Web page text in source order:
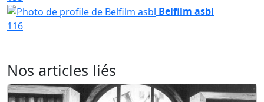
Belfilm asbl
116
Nos articles liés